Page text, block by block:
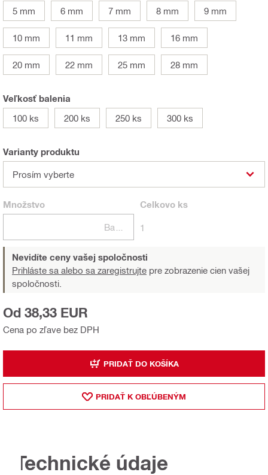
5 mm
6 mm 7 mm 8 mm 9 mm
10 mm 11 mm 13 mm 16 mm
20 mm 22 mm 25 mm 28 mm
Veľkosť balenia
100 ks
200 ks 250 ks 300 ks
Varianty produktu
Prosím vyberte
Množstvo Celkovo ks
1
Nevidíte ceny vašej spoločnosti
Prihláste sa alebo sa zaregistrujte pre zobrazenie cien vašej
spoločnosti.
Cena po zľave bez DPH
Od 38,33 EUR
PRIDAŤ DO KOŠÍKA
PRIDAŤ K OBĽÚBENÝM
Technické údaje